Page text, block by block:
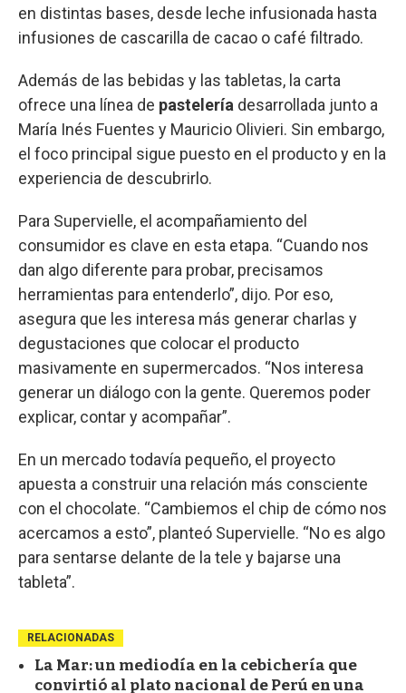
en distintas bases, desde leche infusionada hasta
infusiones de cascarilla de cacao o café filtrado.
Además de las bebidas y las tabletas, la carta
ofrece una línea de pastelería desarrollada junto a
María Inés Fuentes y Mauricio Olivieri. Sin embargo,
el foco principal sigue puesto en el producto y en la
experiencia de descubrirlo.
Para Supervielle, el acompañamiento del
consumidor es clave en esta etapa. “Cuando nos
dan algo diferente para probar, precisamos
herramientas para entenderlo”, dijo. Por eso,
asegura que les interesa más generar charlas y
degustaciones que colocar el producto
masivamente en supermercados. “Nos interesa
generar un diálogo con la gente. Queremos poder
explicar, contar y acompañar”.
En un mercado todavía pequeño, el proyecto
apuesta a construir una relación más consciente
con el chocolate. “Cambiemos el chip de cómo nos
acercamos a esto”, planteó Supervielle. “No es algo
para sentarse delante de la tele y bajarse una
tableta”.
RELACIONADAS
La Mar: un mediodía en la cebichería que
convirtió al plato nacional de Perú en una